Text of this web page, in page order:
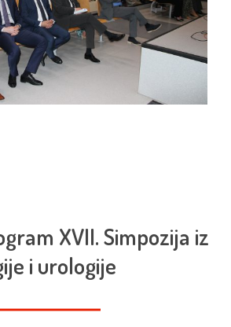
XVII. Simpozija iz
i urologije